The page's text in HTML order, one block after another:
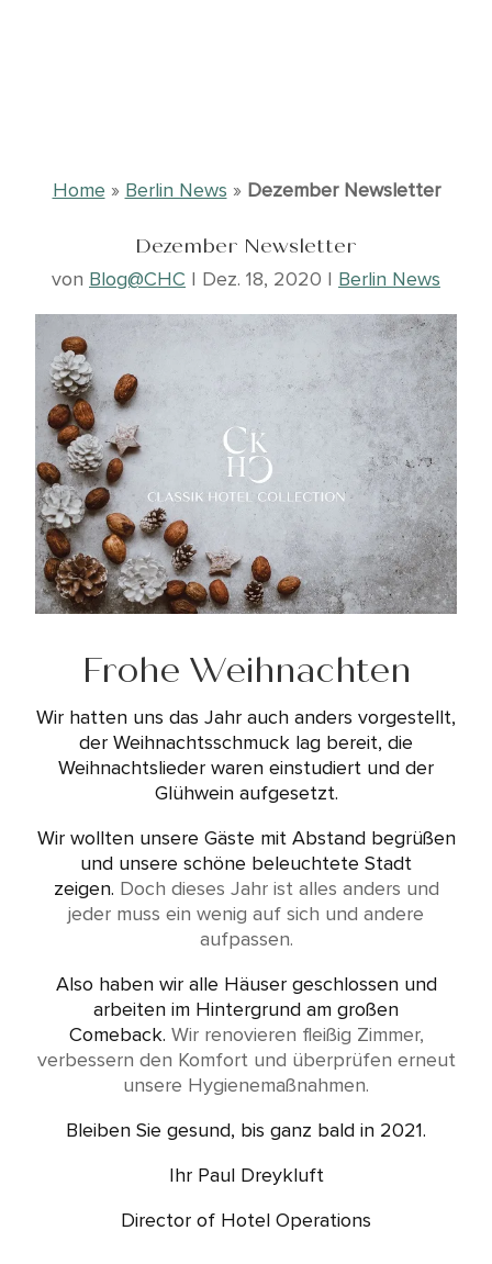
Home » Berlin News » Dezember Newsletter
Dezember Newsletter
von Blog@CHC | Dez. 18, 2020 | Berlin News
Frohe Weihnachten
Wir hatten uns das Jahr auch anders vorgestellt,
der Weihnachtsschmuck lag bereit, die
Weihnachtslieder waren einstudiert und der
Glühwein aufgesetzt.
Wir wollten unsere Gäste mit Abstand begrüßen
und unsere schöne beleuchtete Stadt
zeigen. Doch dieses Jahr ist alles anders und
jeder muss ein wenig auf sich und andere
aufpassen.
Also haben wir alle Häuser geschlossen und
arbeiten im Hintergrund am großen
Comeback. Wir renovieren fleißig Zimmer,
verbessern den Komfort und überprüfen erneut
unsere Hygienemaßnahmen.
Bleiben Sie gesund, bis ganz bald in 2021.
Ihr Paul Dreykluft
Director of Hotel Operations